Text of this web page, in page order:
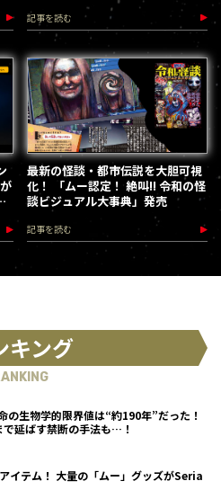
記事を読む
最新の怪談・都市伝説を大胆可視
化！ 「ムー認定！ 絶叫!! 令和の怪
談ビジュアル大事典」発売
記事を読む
キング
の生物学的限界値は“約190年”だった！
で延ばす禁断の手法も…！
イテム！ 大量の「ムー」グッズがSeria